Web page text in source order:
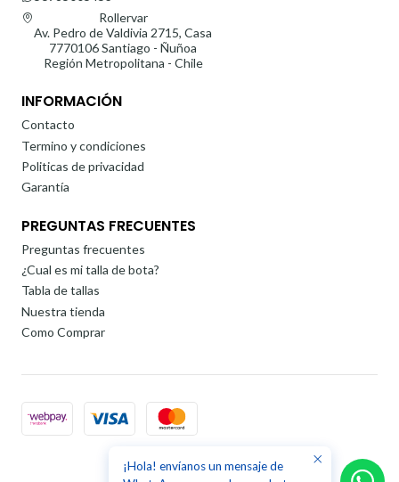
Rollervar
Av. Pedro de Valdivia 2715, Casa
7770106 Santiago - Ñuñoa
Región Metropolitana - Chile
INFORMACIÓN
Contacto
Termino y condiciones
Politicas de privacidad
Garantía
PREGUNTAS FRECUENTES
Preguntas frecuentes
¿Cual es mi talla de bota?
Tabla de tallas
Nuestra tienda
Como Comprar
2026 Rollervar.
¡Hola! envíanos un mensaje de